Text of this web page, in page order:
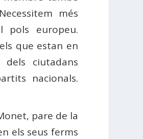
més
pols europeu.
que estan en
ciutadans
nacionals.
pare de la
els seus ferms